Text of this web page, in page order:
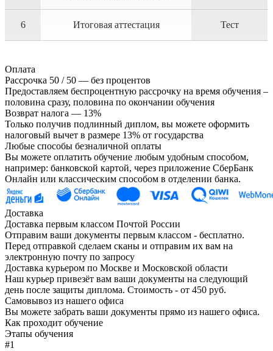
6 Итоговая аттестация Тест
Оплата
Рассрочка 50 / 50 — без процентов
Предоставляем беспроцентную рассрочку на время обучения –
половина сразу, половина по окончании обучения
Возврат налога — 13%
Только получив подлинный диплом, вы можете оформить
налоговый вычет в размере 13% от государства
Любые способы безналичной оплаты
Вы можете оплатить обучение любым удобным способом,
например: банковской картой, через приложение СберБанк
Онлайн или классическим способом в отделении банка.
Доставка
Доставка первым классом Почтой России
Отправим ваши документы первым классом - бесплатно.
Перед отправкой сделаем сканы и отправим их вам на
электронную почту по запросу
Доставка курьером по Москве и Московской области
Наш курьер привезёт вам ваши документы на следующий
день после защиты диплома. Стоимость - от 450 руб.
Самовывоз из нашего офиса
Вы можете забрать ваши документы прямо из нашего офиса.
Как проходит обучение
Этапы обучения
#1